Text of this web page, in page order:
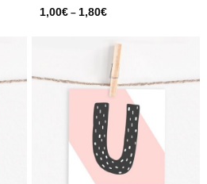
1,00€ – 1,80€